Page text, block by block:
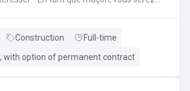
rejointoiement ;Réaliser des travaux
;etc.
Construction
Full-time
with option of permanent contract